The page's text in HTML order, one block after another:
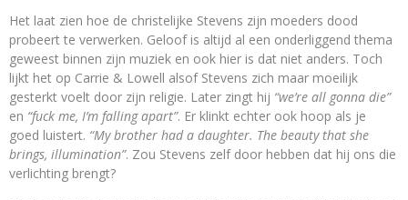
Het laat zien hoe de christelijke Stevens zijn moeders dood
probeert te verwerken. Geloof is altijd al een onderliggend thema
geweest binnen zijn muziek en ook hier is dat niet anders. Toch
lijkt het op Carrie & Lowell alsof Stevens zich maar moeilijk
gesterkt voelt door zijn religie. Later zingt hij “we’re all gonna die”
en “fuck me, I’m falling apart”. Er klinkt echter ook hoop als je
goed luistert. “My brother had a daughter. The beauty that she
brings, illumination”. Zou Stevens zelf door hebben dat hij ons die
verlichting brengt?